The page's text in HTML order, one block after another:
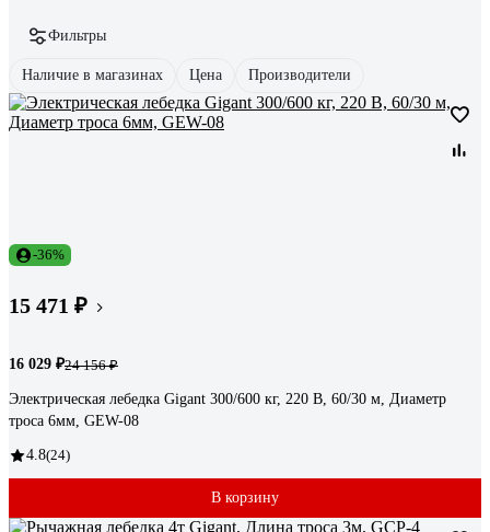
Фильтры
Наличие в магазинах Цена Производители
-36%
15 471 ₽
16 029 ₽24 156 ₽
Электрическая лебедка Gigant 300/600 кг, 220 В, 60/30 м, Диаметр
троса 6мм, GEW-08
4.8(24)
В корзину